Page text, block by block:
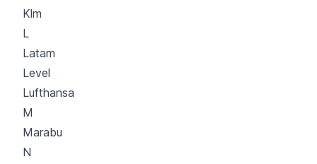
Klm
L
Latam
Level
Lufthansa
M
Marabu
N